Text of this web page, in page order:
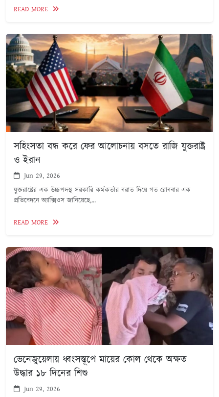
READ MORE
সহিংসতা বন্ধ করে ফের আলোচনায় বসতে রাজি যুক্তরাষ্ট্র
ও ইরান
Jun 29, 2026
যুক্তরাষ্ট্রের এক উচ্চপদস্থ সরকারি কর্মকর্তার বরাত দিয়ে গত রোববার এক
প্রতিবেদনে অ্যাক্সিওস জানিয়েছে,...
READ MORE
ভেনেজুয়েলায় ধ্বংসস্তূপে মায়ের কোল থেকে অক্ষত
উদ্ধার ১৮ দিনের শিশু
Jun 29, 2026